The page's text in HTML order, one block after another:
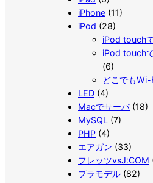
iPhone (11)
iPod (28)
iPod touch
iPod touch
(6)
どこでもWi-
LED (4)
Macでサーバ(18)
MySQL (7)
PHP (4)
エアガン (33)
フレッツvsJ:COM
プラモデル (82)